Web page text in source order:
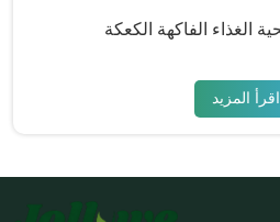
اقرأ المزيد